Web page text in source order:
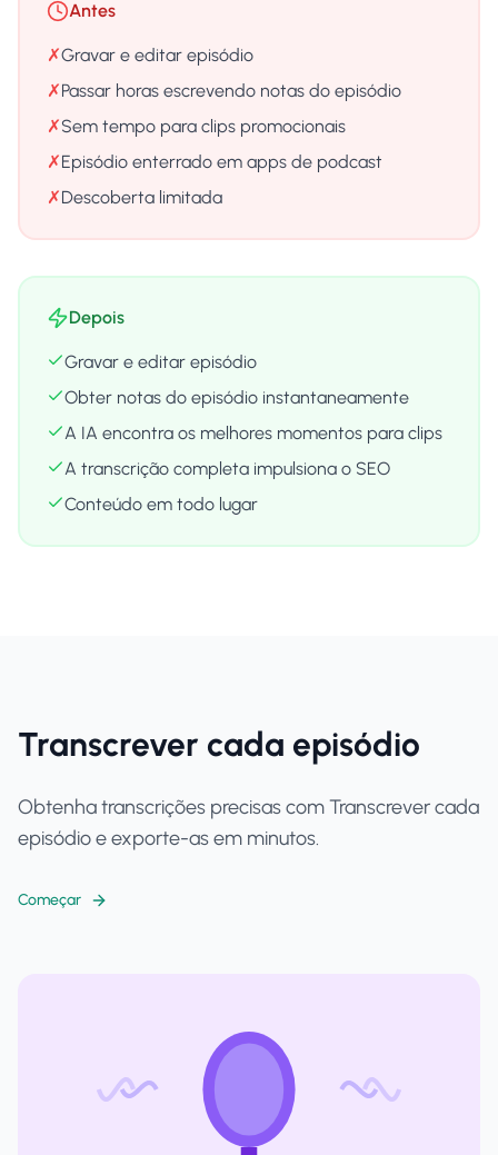
Antes
✗Gravar e editar episódio
✗Passar horas escrevendo notas do episódio
✗Sem tempo para clips promocionais
✗Episódio enterrado em apps de podcast
✗Descoberta limitada
Depois
Gravar e editar episódio
Obter notas do episódio instantaneamente
A IA encontra os melhores momentos para clips
A transcrição completa impulsiona o SEO
Conteúdo em todo lugar
Transcrever cada episódio
Obtenha transcrições precisas com Transcrever cada
episódio e exporte-as em minutos.
Começar